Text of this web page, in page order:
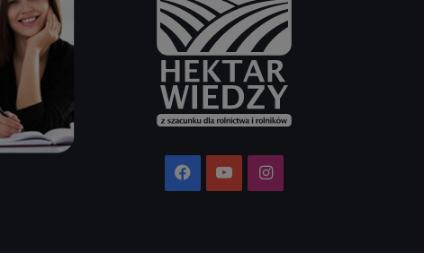
Facebook
YouTubeInstagram